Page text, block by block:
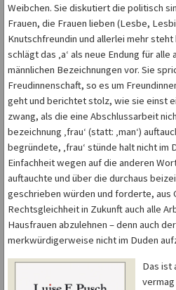
Weibchen. Sie diskutiert die politisch
Frauen, die Frauen lieben (Lesbe,
Knutschfreundin und allerlei mehr steht
schlägt das ‚a‘ als neue Endung für alle
männlichen Bezeichnungen vor. Sie
Freudinnenschaft, so es um
geht und berichtet stolz, wie sie einst
zwang, als die eine Abschlussarbeit
bezeichnung ‚frau‘ (statt: ‚man‘)
begründete, ‚frau‘ stünde halt nicht im
Einfachheit wegen auf die anderen
auftauchte und über die durchaus
geschrieben würden und forderte, aus
Rechtsgleichheit in Zukunft auch alle
Hausfrauen abzulehnen – denn auch
merkwürdigerweise nicht im Duden
Das ist